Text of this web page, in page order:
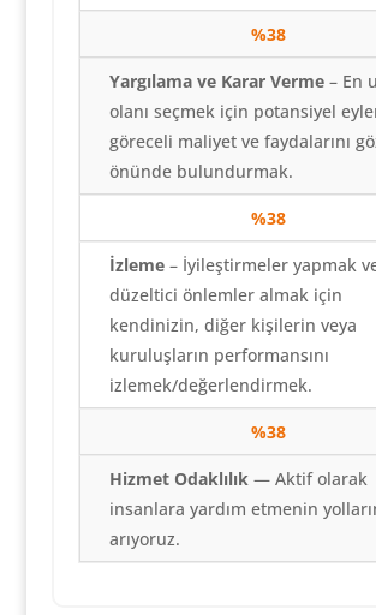
%38
Yargılama ve Karar Verme– En
olanı seçmek için potansiyel
göreceli maliyet ve faydalarını
önünde bulundurmak.
%38
İzleme– İyileştirmeler yapmak
düzeltici önlemler almak için
kendinizin, diğer kişilerin veya
kuruluşların performansını
izlemek/değerlendirmek.
%38
Hizmet Odaklılık— Aktif olarak
insanlara yardım etmenin
arıyoruz.